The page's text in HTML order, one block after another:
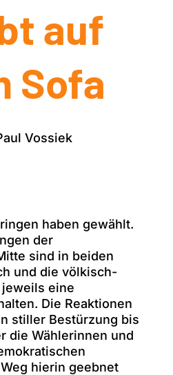
auf
Sofa
Vossiek
haben gewählt.
der
sind in beiden
und die völkisch-
eine
Die Reaktionen
stiller Bestürzung bis
die Wählerinnen und
hierin geebnet